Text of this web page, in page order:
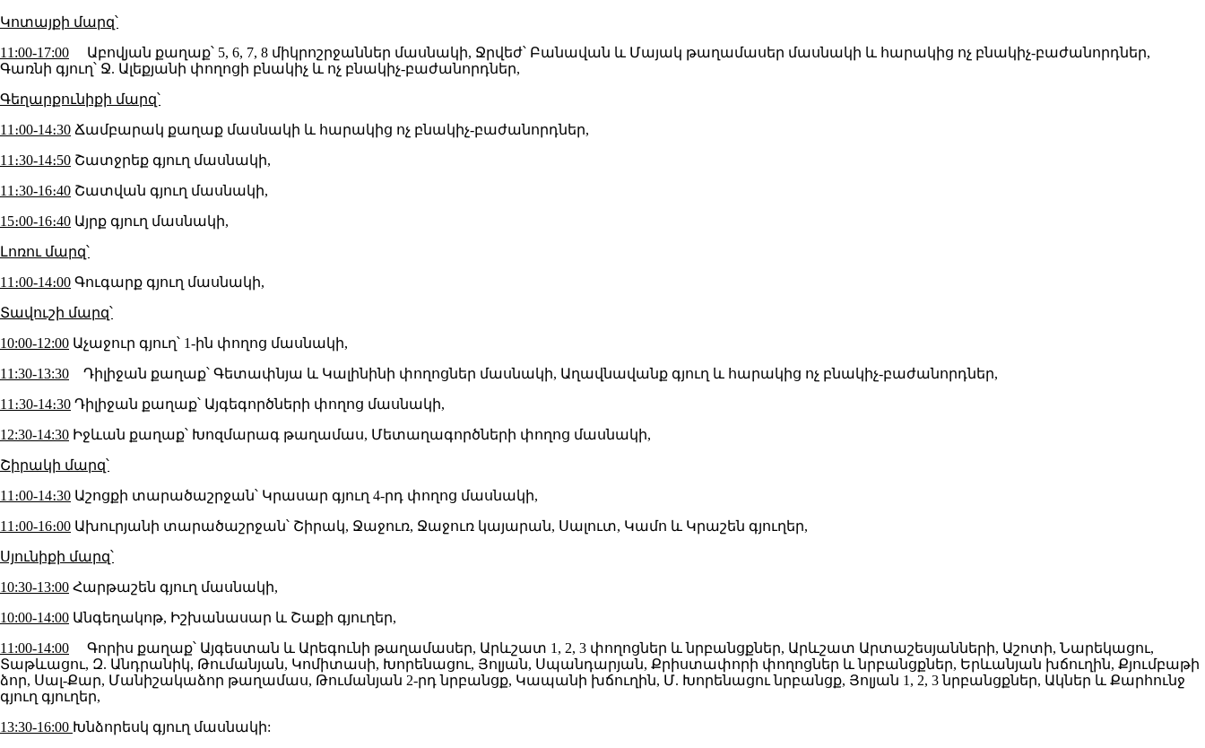
Կոտայքի մարզ՝
11:00-17:00 Աբովյան քաղաք՝ 5, 6, 7, 8 միկրոշրջաններ մասնակի, Ջրվեժ՝ Բանավան և Մայակ թաղամասեր մասնակի և հարակից ոչ բնակիչ-բաժանորդներ,
Գառնի գյուղ՝ Ջ. Ալեքյանի փողոցի բնակիչ և ոչ բնակիչ-բաժանորդներ,
Գեղարքունիքի մարզ՝
11։00-14։30 Ճամբարակ քաղաք մասնակի և հարակից ոչ բնակիչ-բաժանորդներ,
11։30-14։50 Շատջրեք գյուղ մասնակի,
11։30-16։40 Շատվան գյուղ մասնակի,
15։00-16։40 Այրք գյուղ մասնակի,
Լոռու մարզ՝
11։00-14։00 Գուգարք գյուղ մասնակի,
Տավուշի մարզ՝
10:00-12:00 Աչաջուր գյուղ՝ 1-ին փողոց մասնակի,
11:30-13:30 Դիլիջան քաղաք՝ Գետափնյա և Կալինինի փողոցներ մասնակի, Աղավնավանք գյուղ և հարակից ոչ բնակիչ-բաժանորդներ,
11։30-14։30 Դիլիջան քաղաք՝ Այգեգործների փողոց մասնակի,
12:30-14:30 Իջևան քաղաք՝ Խոզմարագ թաղամաս, Մետաղագործների փողոց մասնակի,
Շիրակի մարզ՝
11։00-14։30 Աշոցքի տարածաշրջան՝ Կրասար գյուղ 4-րդ փողոց մասնակի,
11։00-16։00 Ախուրյանի տարածաշրջան՝ Շիրակ, Ջաջուռ, Ջաջուռ կայարան, Սալուտ, Կամո և Կրաշեն գյուղեր,
Սյունիքի մարզ՝
10:30-13:00 Հարթաշեն գյուղ մասնակի,
10:00-14:00 Անգեղակոթ, Իշխանասար և Շաքի գյուղեր,
11:00-14:00 Գորիս քաղաք՝ Այգեստան և Արեգունի թաղամասեր, Արևշատ 1, 2, 3 փողոցներ և նրբանցքներ, Արևշատ Արտաշեսյանների, Աշոտի, Նարեկացու,
Տաթևացու, Զ. Անդրանիկ, Թումանյան, Կոմիտասի, Խորենացու, Յոլյան, Սպանդարյան, Քրիստափորի փողոցներ և նրբանցքներ, Երևանյան խճուղին, Քյումբաթի
ձոր, Սալ-Քար, Մանիշակաձոր թաղամաս, Թումանյան 2-րդ նրբանցք, Կապանի խճուղին, Մ. Խորենացու նրբանցք, Յոլյան 1, 2, 3 նրբանցքներ, Ակներ և Քարհունջ
գյուղ գյուղեր,
13:30-16:00 Խնձորեսկ գյուղ մասնակի: